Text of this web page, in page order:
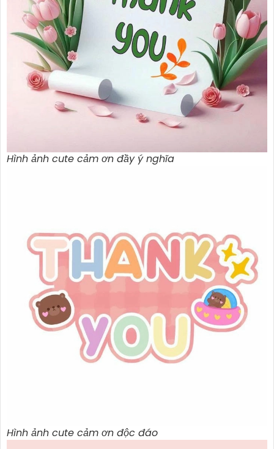
Hình ảnh cute cảm ơn đầy ý nghĩa
Hình ảnh cute cảm ơn độc đáo